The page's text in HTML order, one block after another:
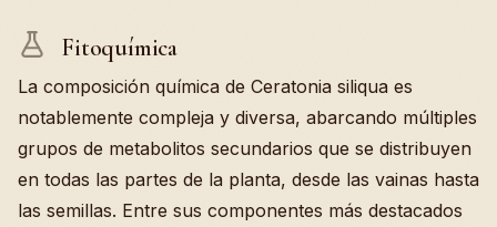
Fitoquímica
La composición química de Ceratonia siliqua es
notablemente compleja y diversa, abarcando múltiples
grupos de metabolitos secundarios que se distribuyen
en todas las partes de la planta, desde las vainas hasta
las semillas. Entre sus componentes más destacados